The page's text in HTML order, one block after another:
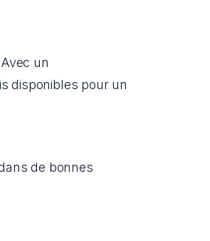
un
disponibles pour un
de bonnes